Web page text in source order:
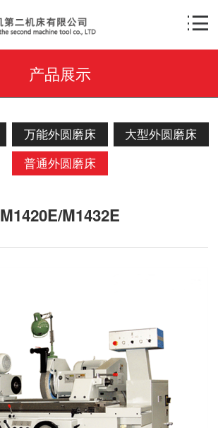
产品展示
万能外圆磨床
大型外圆磨床
普通外圆磨床
M1420E/M1432E